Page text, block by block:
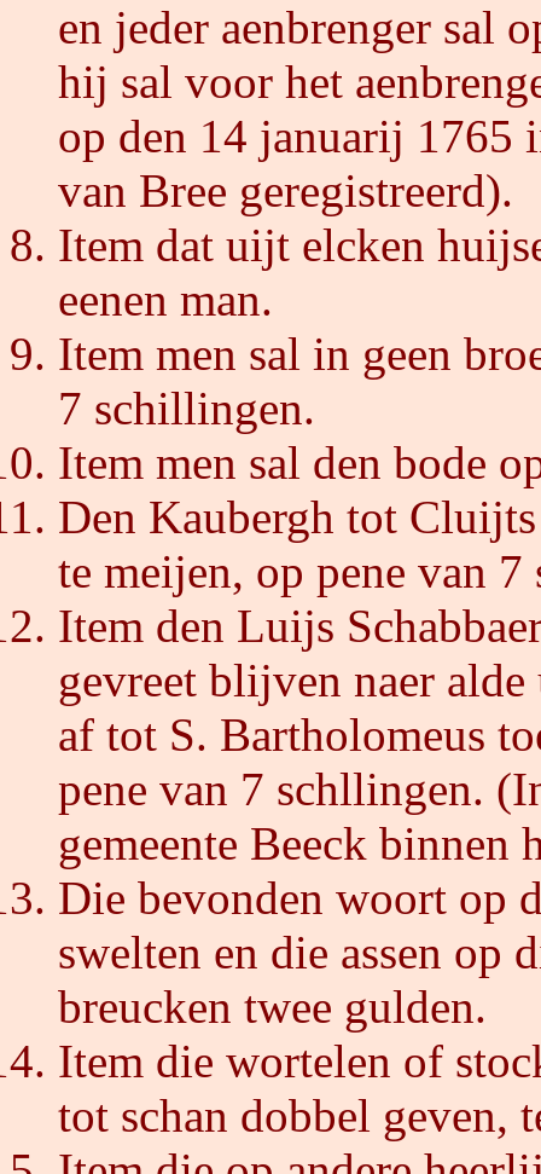
en jeder aenbrenger sal
hij sal voor het
op den 14 januarij 1765
van Bree geregistreerd).
Item dat uijt elcken
eenen man.
Item men sal in geen
7 schillingen.
Item men sal den bode
Den Kaubergh tot
te meijen, op pene van
Item den Luijs
gevreet blijven naer alde
af tot S. Bartholomeus
pene van 7 schllingen.
gemeente Beeck binnen
Die bevonden woort op
swelten en die assen op
breucken twee gulden.
Item die wortelen of
tot schan dobbel geven,